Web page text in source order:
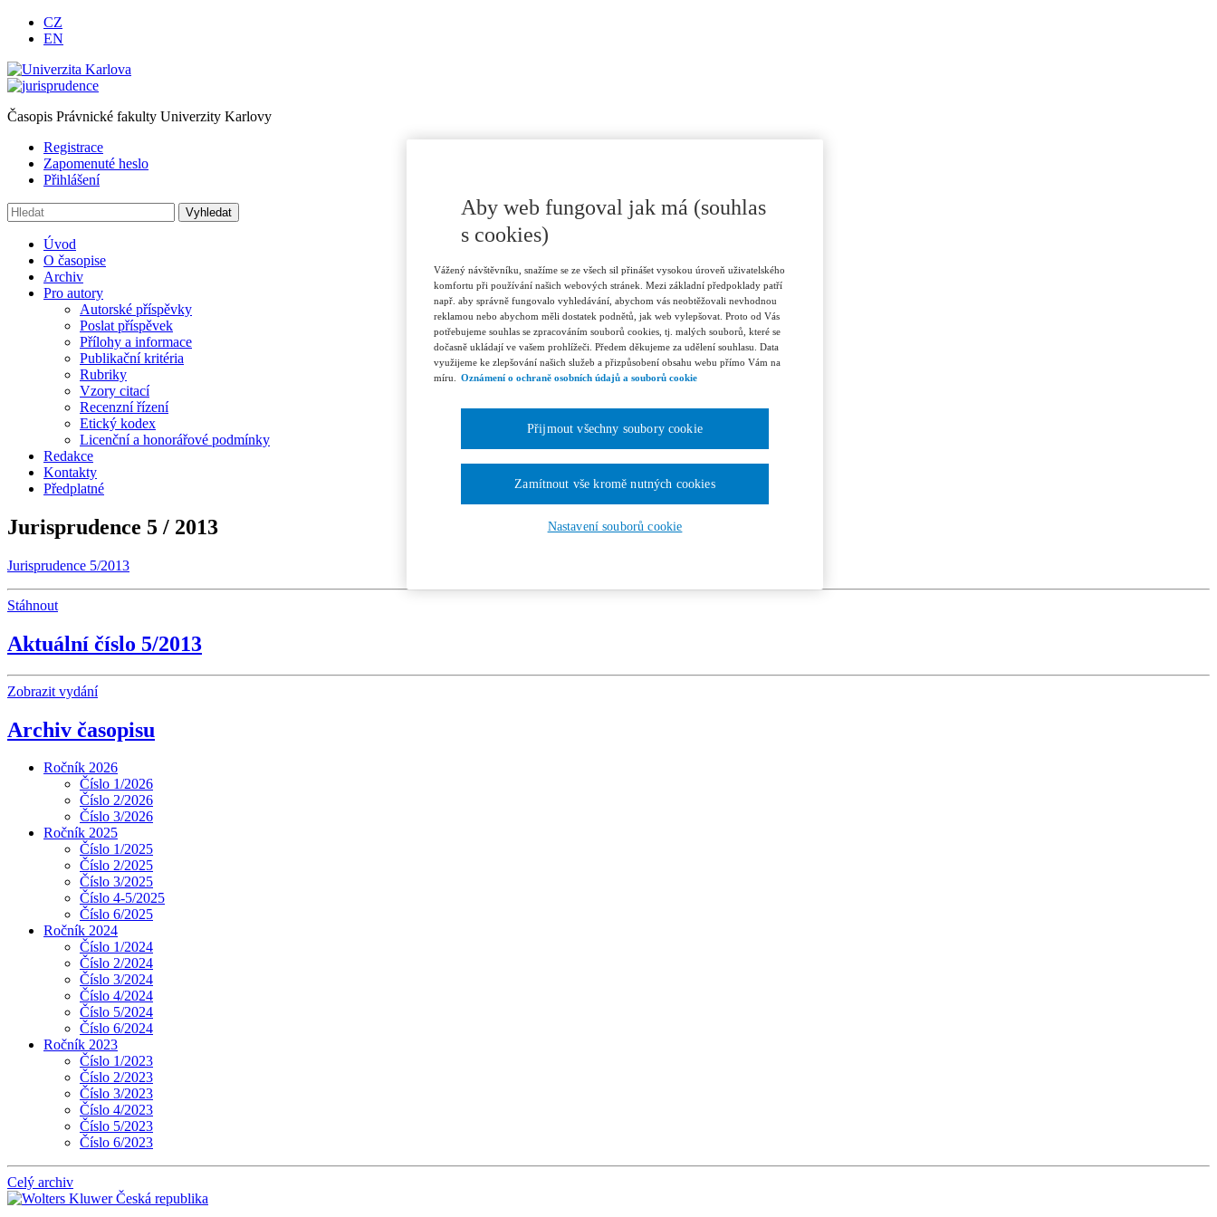
CZ
EN
Časopis Právnické fakulty Univerzity Karlovy
Registrace
Zapomenuté heslo
Přihlášení
Úvod
O časopise
Archiv
Pro autory
Autorské příspěvky
Poslat příspěvek
Přílohy a informace
Publikační kritéria
Rubriky
Vzory citací
Recenzní řízení
Etický kodex
Licenční a honorářové podmínky
Redakce
Kontakty
Předplatné
Jurisprudence 5 / 2013
Jurisprudence 5/2013
Stáhnout
Aktuální číslo 5/2013
Zobrazit vydání
Archiv časopisu
Ročník 2026
Číslo 1/2026
Číslo 2/2026
Číslo 3/2026
Ročník 2025
Číslo 1/2025
Číslo 2/2025
Číslo 3/2025
Číslo 4-5/2025
Číslo 6/2025
Ročník 2024
Číslo 1/2024
Číslo 2/2024
Číslo 3/2024
Číslo 4/2024
Číslo 5/2024
Číslo 6/2024
Ročník 2023
Číslo 1/2023
Číslo 2/2023
Číslo 3/2023
Číslo 4/2023
Číslo 5/2023
Číslo 6/2023
Celý archiv
Aby web fungoval jak má (souhlas
s cookies)
Vážený návštěvníku, snažíme se ze všech sil přinášet vysokou úroveň uživatelského
komfortu při používání našich webových stránek. Mezi základní předpoklady patří
např. aby správně fungovalo vyhledávání, abychom vás neobtěžovali nevhodnou
reklamou nebo abychom měli dostatek podnětů, jak web vylepšovat. Proto od Vás
potřebujeme souhlas se zpracováním souborů cookies, tj. malých souborů, které se
dočasně ukládají ve vašem prohlížeči. Předem děkujeme za udělení souhlasu. Data
využijeme ke zlepšování našich služeb a přizpůsobení obsahu webu přímo Vám na
míru.
Oznámení o ochraně osobních údajů a souborů cookie
Nastavení souborů cookie
Zamítnout vše kromě nutných cookies
Přijmout všechny soubory cookie